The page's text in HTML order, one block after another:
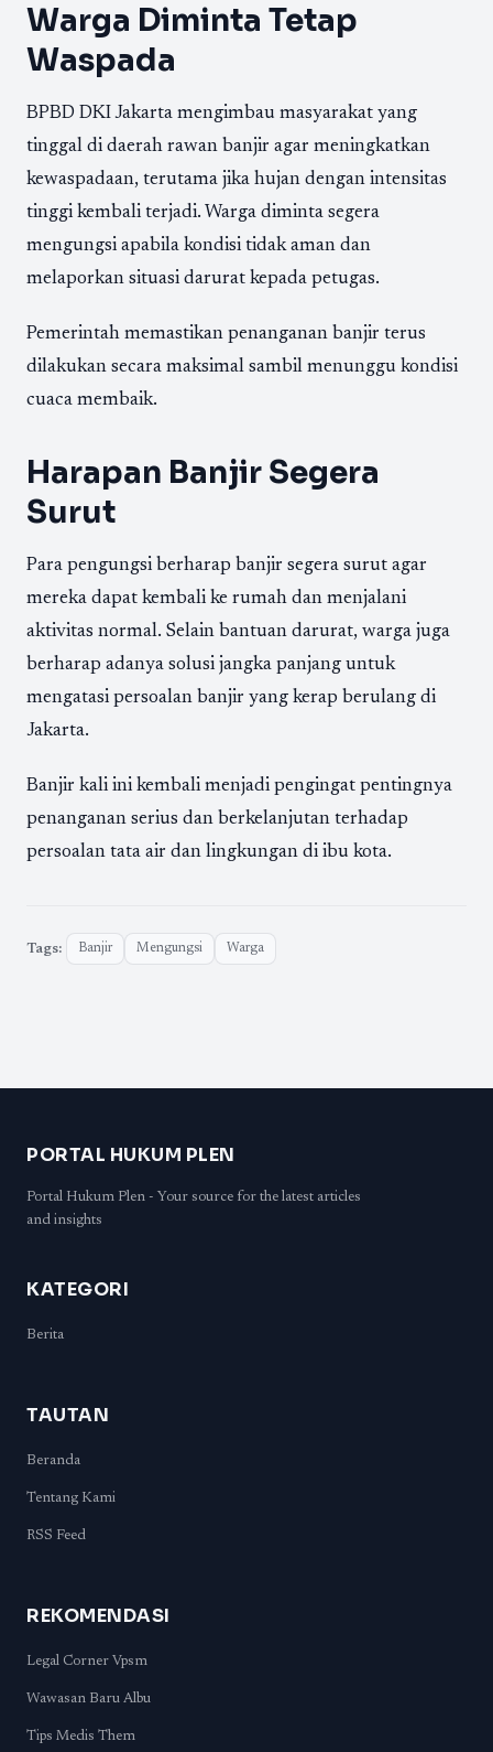
Warga Diminta Tetap
Waspada
BPBD DKI Jakarta mengimbau masyarakat yang
tinggal di daerah rawan banjir agar meningkatkan
kewaspadaan, terutama jika hujan dengan intensitas
tinggi kembali terjadi. Warga diminta segera
mengungsi apabila kondisi tidak aman dan
melaporkan situasi darurat kepada petugas.
Pemerintah memastikan penanganan banjir terus
dilakukan secara maksimal sambil menunggu kondisi
cuaca membaik.
Harapan Banjir Segera
Surut
Para pengungsi berharap banjir segera surut agar
mereka dapat kembali ke rumah dan menjalani
aktivitas normal. Selain bantuan darurat, warga juga
berharap adanya solusi jangka panjang untuk
mengatasi persoalan banjir yang kerap berulang di
Jakarta.
Banjir kali ini kembali menjadi pengingat pentingnya
penanganan serius dan berkelanjutan terhadap
persoalan tata air dan lingkungan di ibu kota.
Tags: Banjir Mengungsi Warga
PORTAL HUKUM PLEN
Portal Hukum Plen - Your source for the latest articles
and insights
KATEGORI
Berita
TAUTAN
Beranda
Tentang Kami
RSS Feed
REKOMENDASI
Legal Corner Vpsm
Wawasan Baru Albu
Tips Medis Them